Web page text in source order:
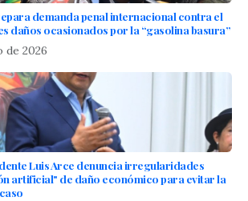
demanda penal internacional contra el
daños ocasionados por la “gasolina basura”
de 2026
Luis Arce denuncia irregularidades
artificial" de daño económico para evitar la